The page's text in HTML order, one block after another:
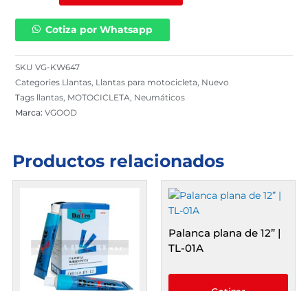
300-
Cotiza por Whatsapp
SKUVG-KW647
Categories Llantas Llantas para motocicleta Nuevo
Tags llantas MOTOCICLETA Neumáticos
Marca:VGOOD
Productos relacionados
Palanca plana de 12” |
TL-01A